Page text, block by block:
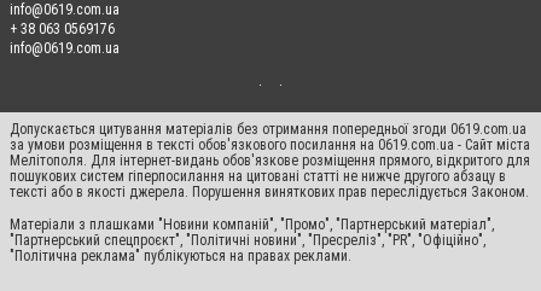
info@0619.com.ua
+ 38 063 0569176
info@0619.com.ua
Допускається цитування матеріалів без отримання попередньої згоди 0619.com.ua
за умови розміщення в тексті обов'язкового посилання на 0619.com.ua - Сайт міста
Мелітополя. Для інтернет-видань обов'язкове розміщення прямого, відкритого для
пошукових систем гіперпосилання на цитовані статті не нижче другого абзацу в
тексті або в якості джерела. Порушення виняткових прав переслідується Законом.
Матеріали з плашками "Новини компаній", "Промо", "Партнерський матеріал",
"Партнерський спецпроєкт", "Політичні новини", "Пресреліз", "PR", "Офіційно",
"Політична реклама" публікуються на правах реклами.